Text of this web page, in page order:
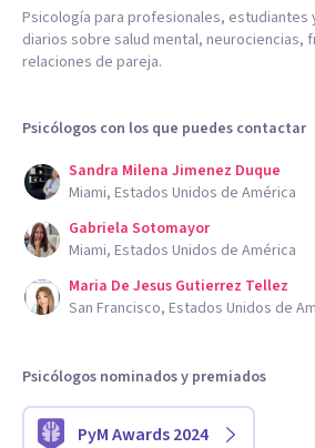
Psicología para profesionales, estudiantes
diarios sobre salud mental, neurociencias,
relaciones de pareja.
Psicólogos con los que puedes contactar
Sandra Milena Jimenez Duque
Miami, Estados Unidos de América
Gabriela Sotomayor
Miami, Estados Unidos de América
Maria De Jesus Gutierrez Tellez
San Francisco, Estados Unidos de
Psicólogos nominados y premiados
PyM Awards 2024